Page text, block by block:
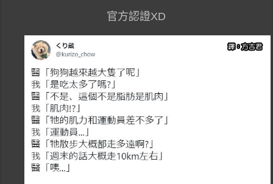
官方認證XD